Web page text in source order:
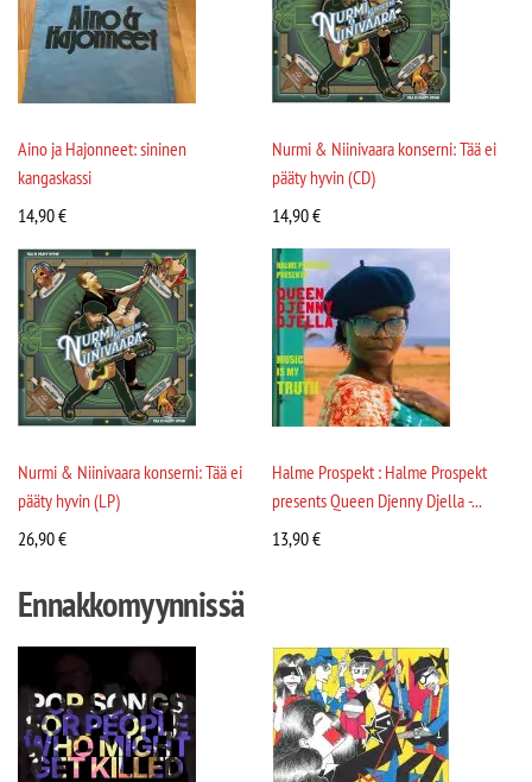
Aino ja Hajonneet: sininen
kangaskassi
14,90€
Nurmi & Niinivaara konserni: Tää ei
pääty hyvin (CD)
14,90€
Nurmi & Niinivaara konserni: Tää ei
pääty hyvin (LP)
26,90€
Halme Prospekt : Halme Prospekt
presents Queen Djenny Djella -...
13,90€
Ennakkomyynnissä